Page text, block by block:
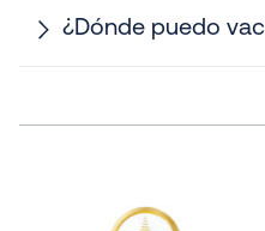
¿Dónde puedo